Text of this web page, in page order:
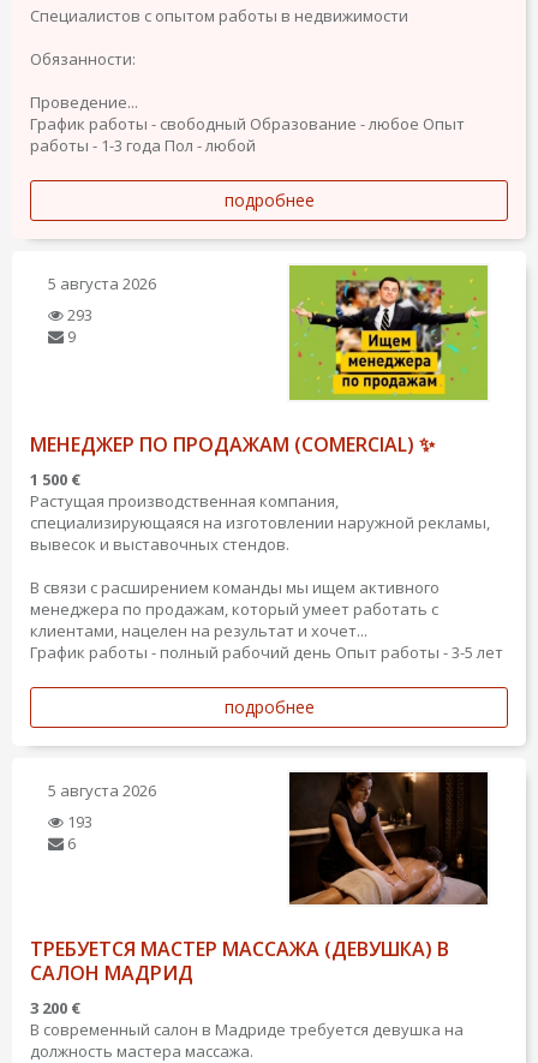
Специалистов с опытом работы в недвижимости
Обязанности:
Проведение...
График работы - свободный Образование - любое Опыт
работы - 1-3 года Пол - любой
подробнее
5 августа 2026
293
9
МЕНЕДЖЕР ПО ПРОДАЖАМ (COMERCIAL) ✨
1 500 €
Растущая производственная компания,
специализирующаяся на изготовлении наружной рекламы,
вывесок и выставочных стендов.
В связи с расширением команды мы ищем активного
менеджера по продажам, который умеет работать с
клиентами, нацелен на результат и хочет...
График работы - полный рабочий день Опыт работы - 3-5 лет
подробнее
5 августа 2026
193
6
ТРЕБУЕТСЯ МАСТЕР МАССАЖА (ДЕВУШКА) В
САЛОН МАДРИД
3 200 €
В современный салон в Мадриде требуется девушка на
должность мастера массажа.